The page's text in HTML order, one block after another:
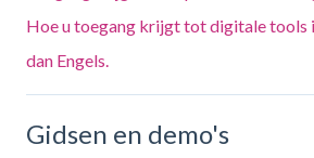
Hoe u toegang krijgt tot digitale tools
dan Engels.
Gidsen en demo's